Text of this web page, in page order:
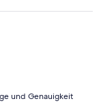
und Genauigkeit